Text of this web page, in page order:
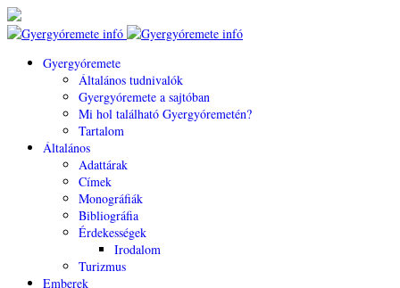
Gyergyóremete
Általános tudnivalók
Gyergyóremete a sajtóban
Mi hol található Gyergyóremetén?
Tartalom
Általános
Adattárak
Címek
Monográfiák
Bibliográfia
Érdekességek
Irodalom
Turizmus
Emberek